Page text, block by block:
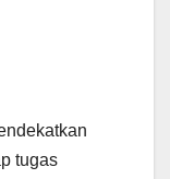
tugas